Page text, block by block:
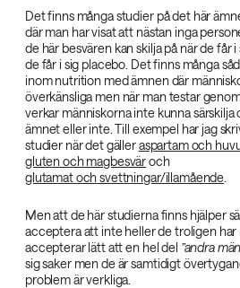
Det finns många studier på det här
där man har visat att nästan inga
de här besvären kan skilja på när de får
de får i sig placebo. Det finns många
inom nutrition med ämnen där
överkänsliga men när man testar
verkar människorna inte kunna särskilja
ämnet eller inte. Till exempel har jag
studier när det gälleraspartam och
gluten och magbesväroch
glutamat och svettningar/illamående
Men att de här studierna finns hjälper
acceptera att inte heller de troligen har
accepterar lätt att en hel del ”andra
sig saker men de är samtidigt
problem är verkliga.